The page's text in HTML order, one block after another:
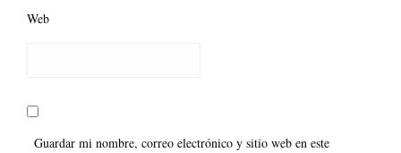
Web
Guardar mi nombre, correo electrónico y sitio web en este